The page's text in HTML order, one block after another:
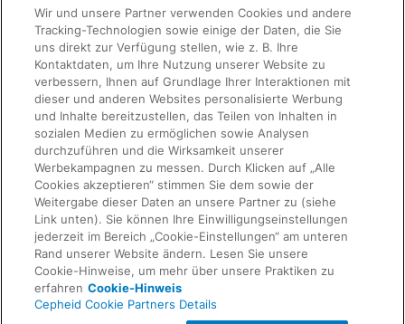
Kontaktaufnahme
Packungsbeilagen
Rechtswesen
Datenschutz
Compliance, Richtlinien und Berichte
Nutzungsbedingungen
Erweiterter Ethikkodex
Produktsicherheit
Verkaufsbedingungen
Marken
Cookie-Hinweis
Cepheid Grant & Donation Program
Cookie-Einstellungen
Übereinstimmung
Datenschutzvereinbarung
Partner-Gemeinschaften
Allgemeine Geschäftsbedingungen für
Informationssicherheit
© 2026 Cepheid. Cepheid®, das Cepheid-Logo,
Wir und unsere Partner verwenden Cookies und andere
Tracking-Technologien sowie einige der Daten, die Sie
uns direkt zur Verfügung stellen, wie z. B. Ihre
Kontaktdaten, um Ihre Nutzung unserer Website zu
verbessern, Ihnen auf Grundlage Ihrer Interaktionen mit
dieser und anderen Websites personalisierte Werbung
und Inhalte bereitzustellen, das Teilen von Inhalten in
sozialen Medien zu ermöglichen sowie Analysen
durchzuführen und die Wirksamkeit unserer
Werbekampagnen zu messen. Durch Klicken auf „Alle
Cookies akzeptieren“ stimmen Sie dem sowie der
Weitergabe dieser Daten an unsere Partner zu (siehe
Link unten). Sie können Ihre Einwilligungseinstellungen
jederzeit im Bereich „Cookie-Einstellungen“ am unteren
Rand unserer Website ändern. Lesen Sie unsere
Cookie-Hinweise, um mehr über unsere Praktiken zu
erfahren Cookie-Hinweis
Cepheid Cookie Partners Details